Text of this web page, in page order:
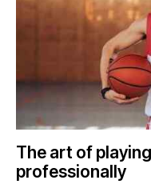
The art of
professionally